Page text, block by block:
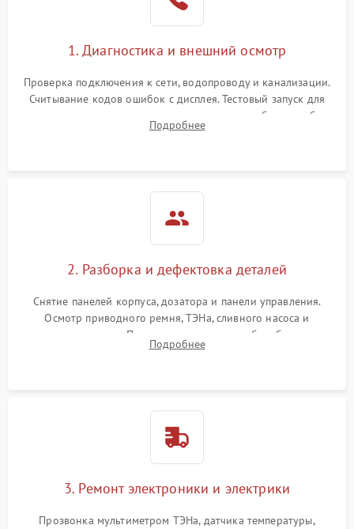
1. Диагностика и внешний осмотр
Проверка подключения к сети, водопроводу и канализации.
Считывание кодов ошибок с дисплея. Тестовый запуск для
выявления посторонних шумов, протечек или сбоев в работе
электронного модуля управления.
Подробнее
2. Разборка и дефектовка деталей
Снятие панелей корпуса, дозатора и панели управления.
Осмотр приводного ремня, ТЭНа, сливного насоса и
амортизаторов. Проверка подшипников барабана и
крестовины на износ, а манжеты люка на разрывы.
Подробнее
3. Ремонт электроники и электрики
Прозвонка мультиметром ТЭНа, датчика температуры,